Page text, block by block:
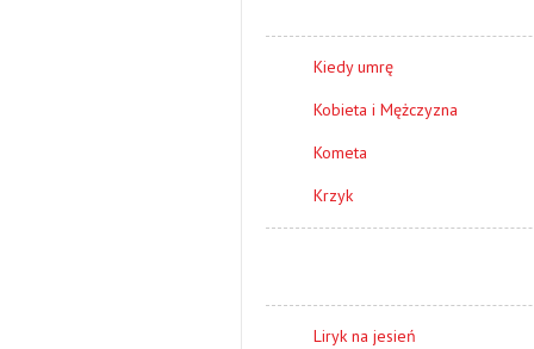
Kiedy umrę
Kobieta i Mężczyzna
Kometa
Krzyk
Liryk na jesień